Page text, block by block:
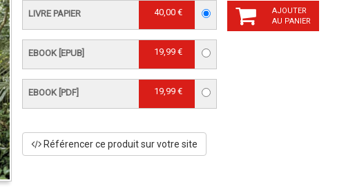
LIVRE PAPIER 40,00 €
EBOOK [EPUB] 19,99 €
EBOOK [PDF] 19,99 €
AJOUTER
AU PANIER
Référencer ce produit sur votre site